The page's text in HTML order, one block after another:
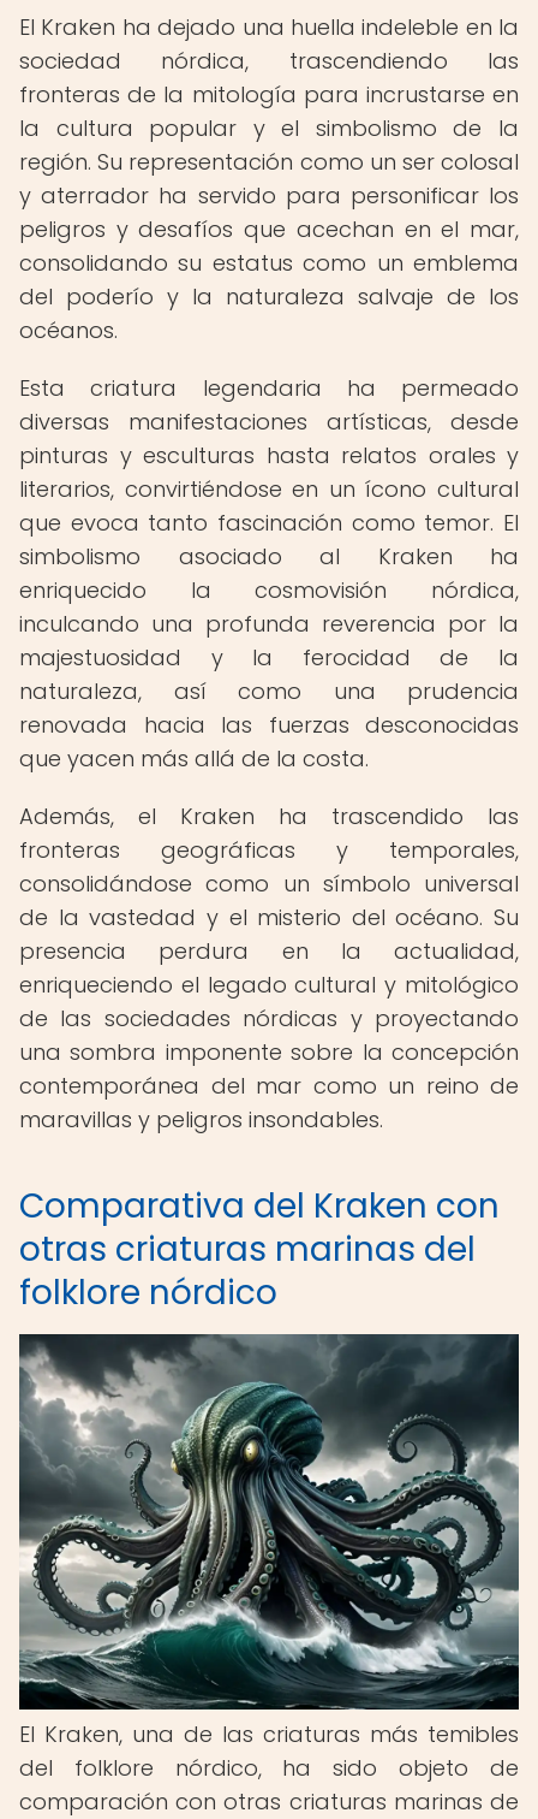
El Kraken ha dejado una huella indeleble en la
sociedad nórdica, trascendiendo las
fronteras de la mitología para incrustarse en
la cultura popular y el simbolismo de la
región. Su representación como un ser colosal
y aterrador ha servido para personificar los
peligros y desafíos que acechan en el mar,
consolidando su estatus como un emblema
del poderío y la naturaleza salvaje de los
océanos.
Esta criatura legendaria ha permeado
diversas manifestaciones artísticas, desde
pinturas y esculturas hasta relatos orales y
literarios, convirtiéndose en un ícono cultural
que evoca tanto fascinación como temor. El
simbolismo asociado al Kraken ha
enriquecido la cosmovisión nórdica,
inculcando una profunda reverencia por la
majestuosidad y la ferocidad de la
naturaleza, así como una prudencia
renovada hacia las fuerzas desconocidas
que yacen más allá de la costa.
Además, el Kraken ha trascendido las
fronteras geográficas y temporales,
consolidándose como un símbolo universal
de la vastedad y el misterio del océano. Su
presencia perdura en la actualidad,
enriqueciendo el legado cultural y mitológico
de las sociedades nórdicas y proyectando
una sombra imponente sobre la concepción
contemporánea del mar como un reino de
maravillas y peligros insondables.
Comparativa del Kraken con
otras criaturas marinas del
folklore nórdico
El Kraken, una de las criaturas más temibles
del folklore nórdico, ha sido objeto de
comparación con otras criaturas marinas de